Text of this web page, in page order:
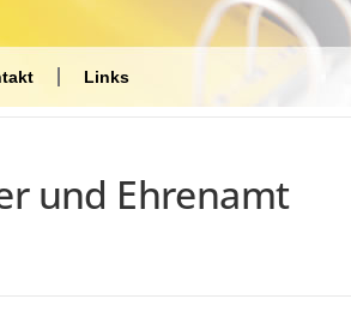
Links
und Ehrenamt